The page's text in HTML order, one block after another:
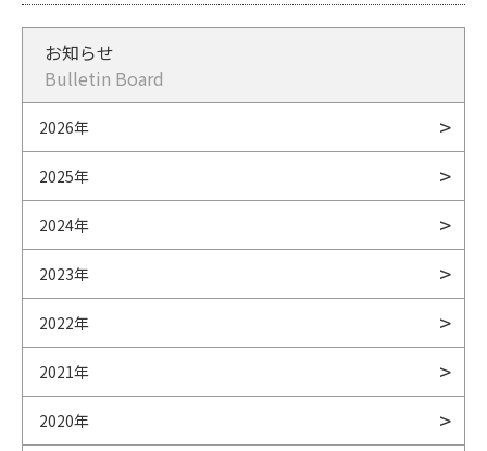
お知らせ
Bulletin Board
2026年
2025年
2024年
2023年
2022年
2021年
2020年